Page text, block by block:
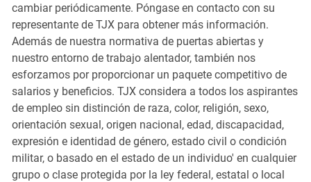
cambiar periódicamente. Póngase en contacto con su
representante de TJX para obtener más información.
Además de nuestra normativa de puertas abiertas y
nuestro entorno de trabajo alentador, también nos
esforzamos por proporcionar un paquete competitivo de
salarios y beneficios. TJX considera a todos los aspirantes
de empleo sin distinción de raza, color, religión, sexo,
orientación sexual, origen nacional, edad, discapacidad,
expresión e identidad de género, estado civil o condición
militar, o basado en el estado de un individuo' en cualquier
grupo o clase protegida por la ley federal, estatal o local